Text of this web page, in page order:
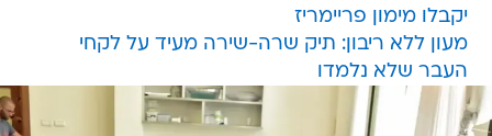
יקבלו מימון פריימריז
מעון ללא ריבון: תיק שרה-שירה מעיד על לקחי
העבר שלא נלמדו